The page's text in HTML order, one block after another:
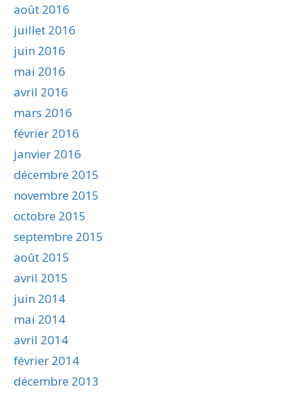
août 2016
juillet 2016
juin 2016
mai 2016
avril 2016
mars 2016
février 2016
janvier 2016
décembre 2015
novembre 2015
octobre 2015
septembre 2015
août 2015
avril 2015
juin 2014
mai 2014
avril 2014
février 2014
décembre 2013